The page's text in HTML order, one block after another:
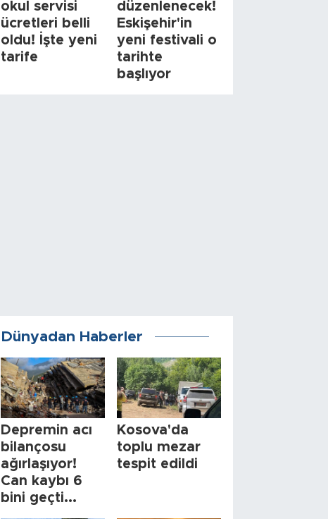
okul servisi
ücretleri belli
oldu! İşte yeni
tarife
düzenlenecek!
Eskişehir'in
yeni festivali o
tarihte
başlıyor
Dünyadan Haberler
Depremin acı
bilançosu
ağırlaşıyor!
Can kaybı 6
bini geçti...
Kosova'da
toplu mezar
tespit edildi